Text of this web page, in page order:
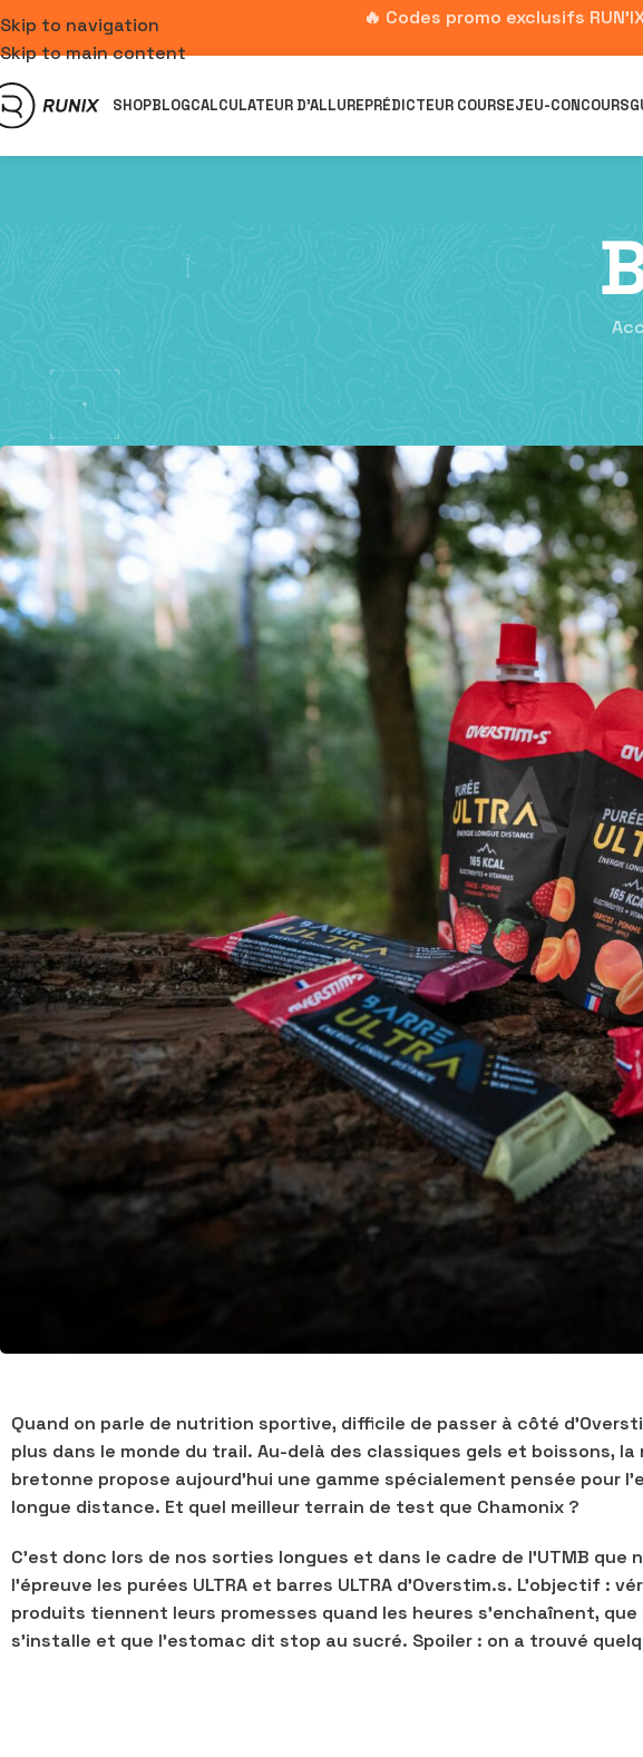
Skip to navigation
Skip to main content
🔥 Codes promo exclusifs
SHOPBLOGCALCULATEUR D’ALLUREPRÉDICTEUR COURSEJEU-CONCOURS
Test & avis : focus sur la gamme
Posté par
Quand on parle de nutrition sportive, difficile de passer à côté
plus dans le monde du trail. Au-delà des classiques gels et boissons, la
bretonne propose aujourd’hui une gamme spécialement pensée pour
longue distance. Et quel meilleur terrain de test que Chamonix ?
C’est donc lors de nos sorties longues et dans le cadre de l’UTMB que
l’épreuve les purées ULTRA et barres ULTRA d’Overstim.s. L’objectif :
produits tiennent leurs promesses quand les heures s’enchaînent,
s’installe et que l’estomac dit stop au sucré. Spoiler : on a trouvé